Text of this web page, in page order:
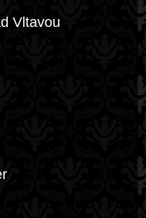
Vltavou